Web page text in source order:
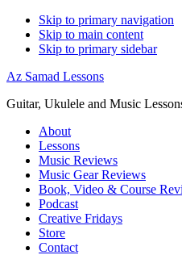
Skip to primary navigation
Skip to main content
Skip to primary sidebar
Az Samad Lessons
Guitar, Ukulele and Music
About
Lessons
Music Reviews
Music Gear Reviews
Book, Video & Course
Podcast
Creative Fridays
Store
Contact